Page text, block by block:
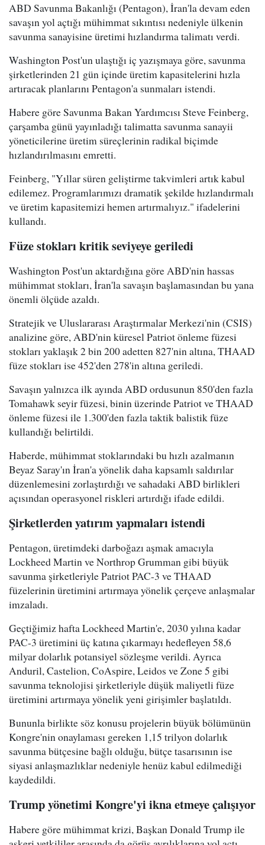
ABD Savunma Bakanlığı (Pentagon), İran'la devam eden
savaşın yol açtığı mühimmat sıkıntısı nedeniyle ülkenin
savunma sanayisine üretimi hızlandırma talimatı verdi.
Washington Post'un ulaştığı iç yazışmaya göre, savunma
şirketlerinden 21 gün içinde üretim kapasitelerini hızla
artıracak planlarını Pentagon'a sunmaları istendi.
Habere göre Savunma Bakan Yardımcısı Steve Feinberg,
çarşamba günü yayınladığı talimatta savunma sanayii
yöneticilerine üretim süreçlerinin radikal biçimde
hızlandırılmasını emretti.
Feinberg, "Yıllar süren geliştirme takvimleri artık kabul
edilemez. Programlarımızı dramatik şekilde hızlandırmalı
ve üretim kapasitemizi hemen artırmalıyız." ifadelerini
kullandı.
Füze stokları kritik seviyeye geriledi
Washington Post'un aktardığına göre ABD'nin hassas
mühimmat stokları, İran'la savaşın başlamasından bu yana
önemli ölçüde azaldı.
Stratejik ve Uluslararası Araştırmalar Merkezi'nin (CSIS)
analizine göre, ABD'nin küresel Patriot önleme füzesi
stokları yaklaşık 2 bin 200 adetten 827'nin altına, THAAD
füze stokları ise 452'den 278'in altına geriledi.
Savaşın yalnızca ilk ayında ABD ordusunun 850'den fazla
Tomahawk seyir füzesi, binin üzerinde Patriot ve THAAD
önleme füzesi ile 1.300'den fazla taktik balistik füze
kullandığı belirtildi.
Haberde, mühimmat stoklarındaki bu hızlı azalmanın
Beyaz Saray'ın İran'a yönelik daha kapsamlı saldırılar
düzenlemesini zorlaştırdığı ve sahadaki ABD birlikleri
açısından operasyonel riskleri artırdığı ifade edildi.
Şirketlerden yatırım yapmaları istendi
Pentagon, üretimdeki darboğazı aşmak amacıyla
Lockheed Martin ve Northrop Grumman gibi büyük
savunma şirketleriyle Patriot PAC-3 ve THAAD
füzelerinin üretimini artırmaya yönelik çerçeve anlaşmalar
imzaladı.
Geçtiğimiz hafta Lockheed Martin'e, 2030 yılına kadar
PAC-3 üretimini üç katına çıkarmayı hedefleyen 58,6
milyar dolarlık potansiyel sözleşme verildi. Ayrıca
Anduril, Castelion, CoAspire, Leidos ve Zone 5 gibi
savunma teknolojisi şirketleriyle düşük maliyetli füze
üretimini artırmaya yönelik yeni girişimler başlatıldı.
Bununla birlikte söz konusu projelerin büyük bölümünün
Kongre'nin onaylaması gereken 1,15 trilyon dolarlık
savunma bütçesine bağlı olduğu, bütçe tasarısının ise
siyasi anlaşmazlıklar nedeniyle henüz kabul edilmediği
kaydedildi.
Trump yönetimi Kongre'yi ikna etmeye çalışıyor
Habere göre mühimmat krizi, Başkan Donald Trump ile